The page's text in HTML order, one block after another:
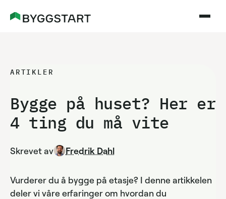
ARTIKLER
Bygge på huset? Her er
4 ting du må vite
Skrevet av Fredrik Dahl
Vurderer du å bygge på etasje? I denne artikkelen
deler vi våre erfaringer om hvordan du